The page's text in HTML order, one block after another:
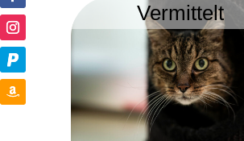
Vermittelt